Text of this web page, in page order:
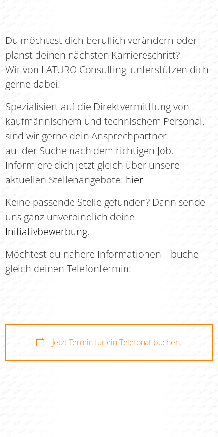
Du möchtest dich beruflich verändern oder
planst deinen nächsten Karriereschritt?
Wir von LATURO Consulting, unterstützen dich
gerne dabei.
Spezialisiert auf die Direktvermittlung von
kaufmännischem und technischem Personal,
sind wir gerne dein Ansprechpartner
auf der Suche nach dem richtigen Job.
Informiere dich jetzt gleich über unsere
aktuellen Stellenangebote: hier
Keine passende Stelle gefunden? Dann sende
uns ganz unverbindlich deine
Initiativbewerbung.
Möchtest du nähere Informationen – buche
gleich deinen Telefontermin:
Jetzt Termin für ein Telefonat buchen.